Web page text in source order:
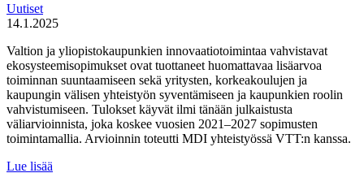
Uutiset
14.1.2025
Valtion ja yliopistokaupunkien innovaatiotoimintaa vahvistavat
ekosysteemisopimukset ovat tuottaneet huomattavaa lisäarvoa
toiminnan suuntaamiseen sekä yritysten, korkeakoulujen ja
kaupungin välisen yhteistyön syventämiseen ja kaupunkien roolin
vahvistumiseen. Tulokset käyvät ilmi tänään julkaistusta
väliarvioinnista, joka koskee vuosien 2021–2027 sopimusten
toimintamallia. Arvioinnin toteutti MDI yhteistyössä VTT:n kanssa.
Lue lisää